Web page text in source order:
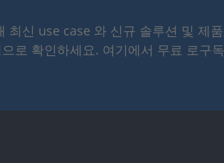
최신 use case 와 신규 솔루션 및 제
로 확인하세요. 여기에서 무료 로구